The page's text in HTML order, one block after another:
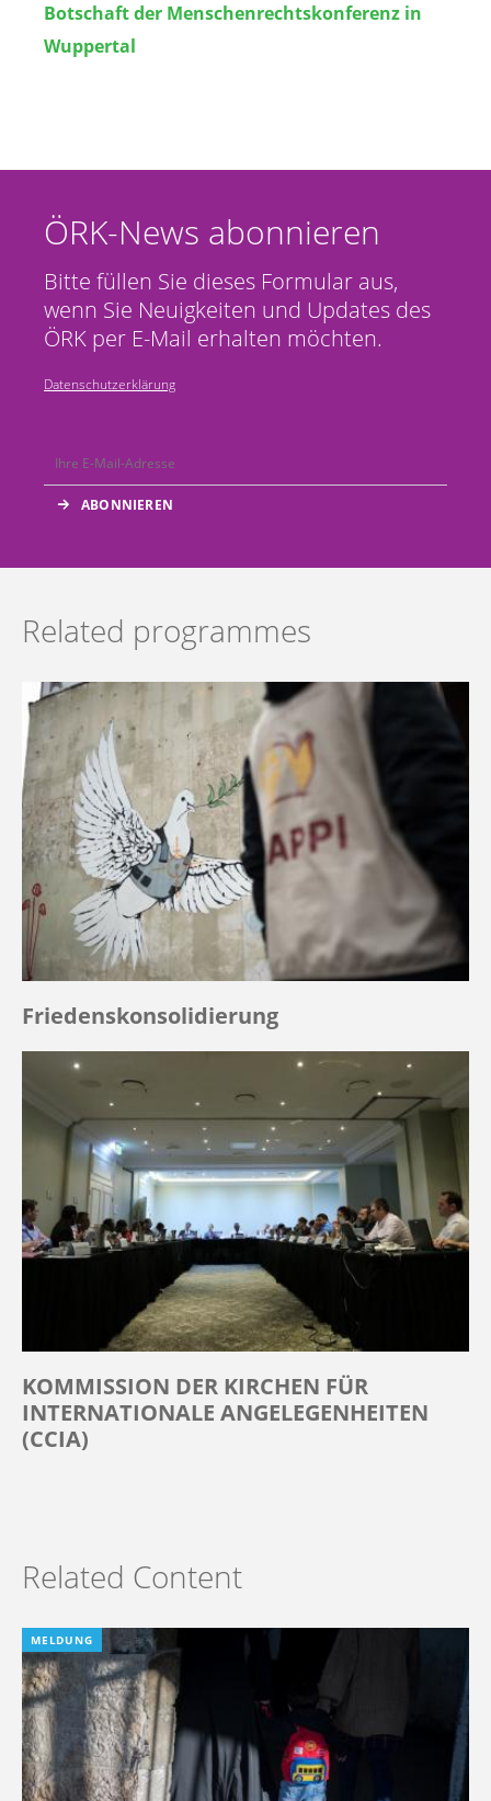
Botschaft der Menschenrechtskonferenz in
Wuppertal
ÖRK-News abonnieren
Bitte füllen Sie dieses Formular aus,
wenn Sie Neuigkeiten und Updates des
ÖRK per E-Mail erhalten möchten.
Datenschutzerklärung
Related programmes
Friedenskonsolidierung
KOMMISSION DER KIRCHEN FÜR
INTERNATIONALE ANGELEGENHEITEN
(CCIA)
Related Content
MELDUNG